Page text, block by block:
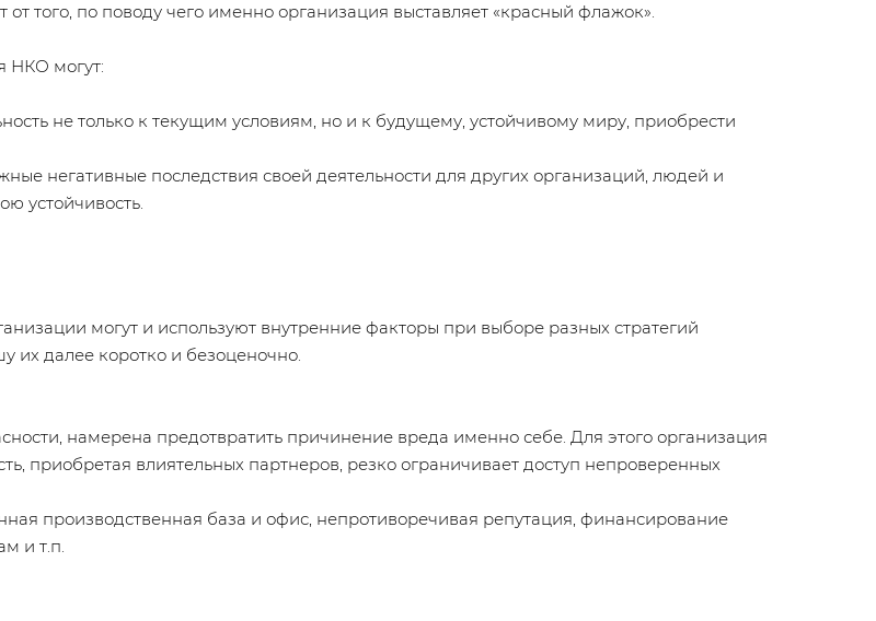
того, по поводу чего именно организация выставляет «красный флажок».
НКО могут:
не только к текущим условиям, но и к будущему, устойчивому миру, приобрести
негативные последствия своей деятельности для других организаций, людей и
устойчивость.
могут и используют внутренние факторы при выборе разных стратегий
их далее коротко и безоценочно.
намерена предотвратить причинение вреда именно себе. Для этого организация
приобретая влиятельных партнеров, резко ограничивает доступ непроверенных
производственная база и офис, непротиворечивая репутация, финансирование
и т.п.